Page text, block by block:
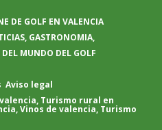
DE GOLF EN VALENCIA
GASTRONOMIA,
MUNDO DEL GOLF
Aviso legal
, Turismo rural en
,Vinos de valencia, Turismo